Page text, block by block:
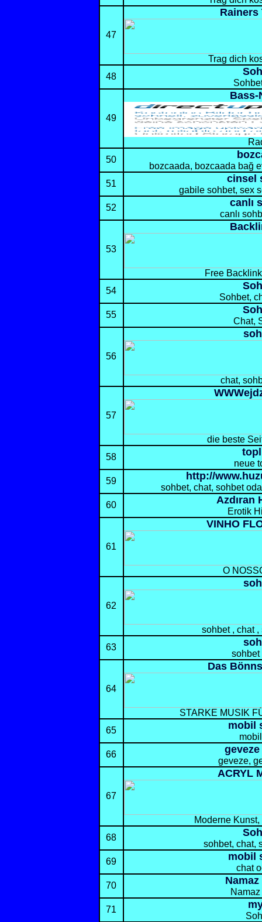
47
Rainers
Trag dich
48
49
Bass-
50
bozcaada, bozcaada bağ
51
cinsel
gabile sohbet, sex
52
canlı
canlı
53
Free
54
Sohbet,
55
Chat,
56
chat,
57
die beste
58
neue
59
http://
sohbet, chat, sohbet
60
Azdıran
Erotik
61
VINHO
O
62
sohbet , chat
63
sohbet
64
Das
STARKE MUSIK
65
mobil
66
geveze,
67
ACRYL
Moderne
68
sohbet, chat,
69
mobil
chat
70
Namaz
Namaz
71